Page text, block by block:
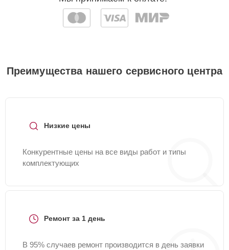
Преимущества нашего сервисного центра
Низкие цены
Конкурентные цены на все виды работ и типы
комплектующих
Ремонт за 1 день
В 95% случаев ремонт производится в день заявки